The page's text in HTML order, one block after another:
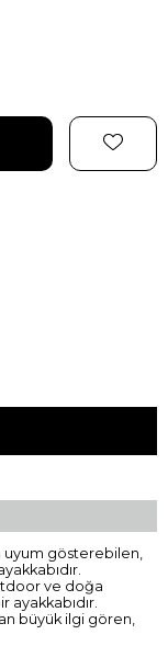
uyum gösterebilen,
ve doğa
ayakkabıdır.
büyük ilgi gören,